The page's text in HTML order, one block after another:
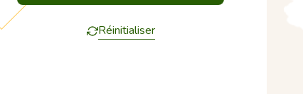
Réinitialiser